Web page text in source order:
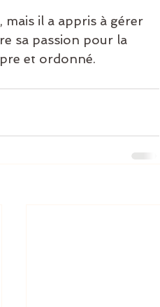
il a appris à gérer
sa passion pour la
et ordonné.